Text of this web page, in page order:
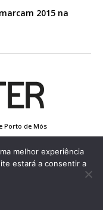
2015 na
Porto de Mós
de Privacidade
reservados.
melhor experiência
estará a consentir a